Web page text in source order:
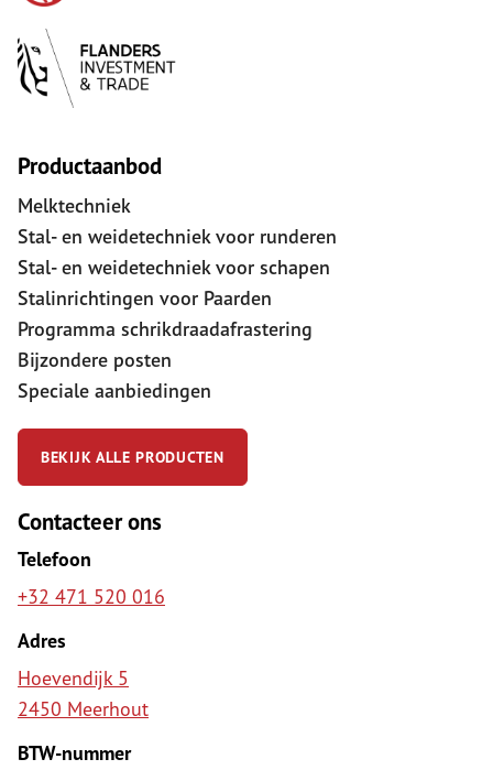
Productaanbod
Melktechniek
Stal- en weidetechniek voor runderen
Stal- en weidetechniek voor schapen
Stalinrichtingen voor Paarden
Programma schrikdraadafrastering
Bijzondere posten
Speciale aanbiedingen
BEKIJK ALLE PRODUCTEN
Contacteer ons
Telefoon
+32 471 520 016
Adres
Hoevendijk 5
2450 Meerhout
BTW-nummer